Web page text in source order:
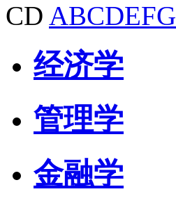
CD ABCDEFG
经济学
管理学
金融学